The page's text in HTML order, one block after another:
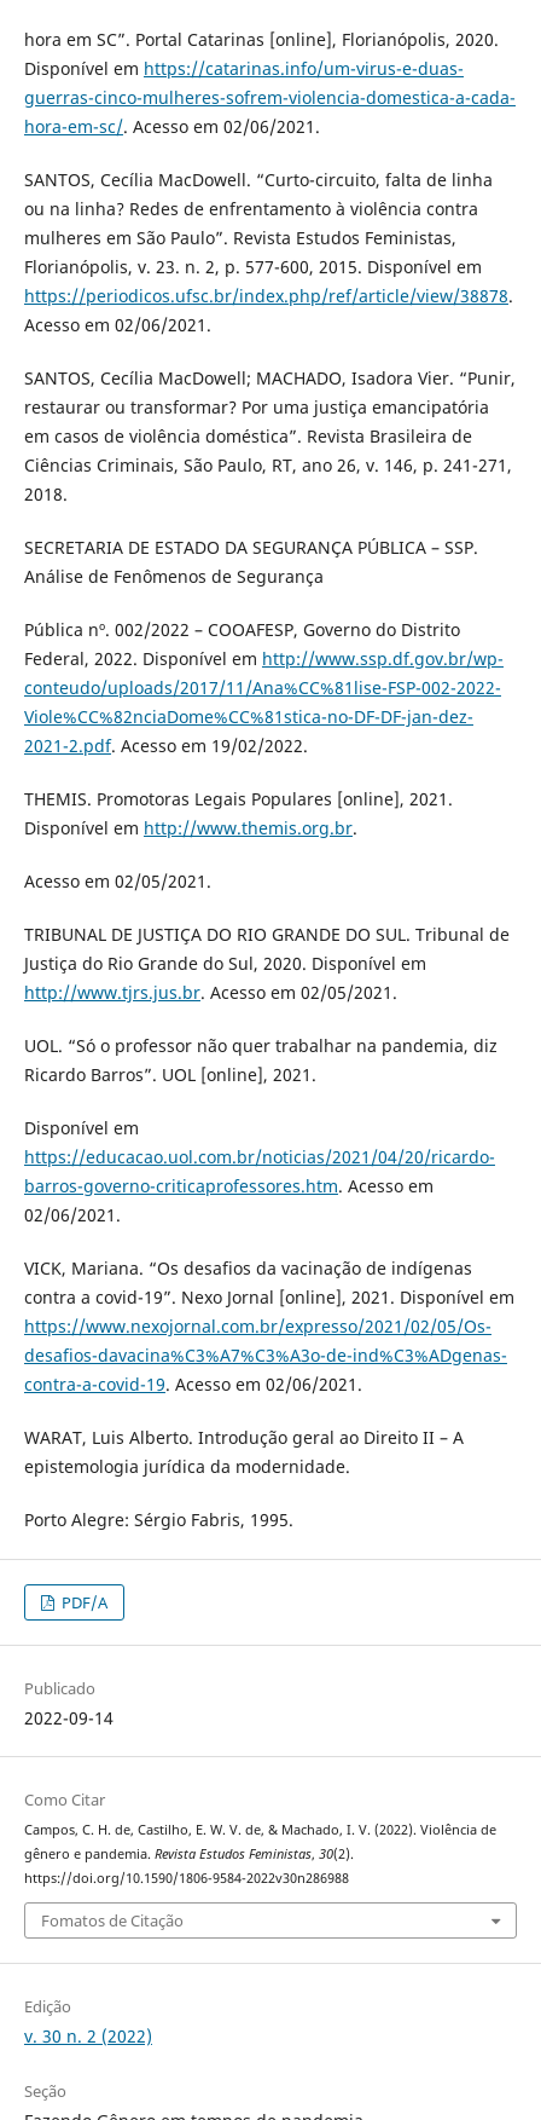
hora em SC”. Portal Catarinas [online], Florianópolis, 2020.
Disponível em https://catarinas.info/um-virus-e-duas-
guerras-cinco-mulheres-sofrem-violencia-domestica-a-cada-
hora-em-sc/. Acesso em 02/06/2021.
SANTOS, Cecília MacDowell. “Curto-circuito, falta de linha
ou na linha? Redes de enfrentamento à violência contra
mulheres em São Paulo”. Revista Estudos Feministas,
Florianópolis, v. 23. n. 2, p. 577-600, 2015. Disponível em
https://periodicos.ufsc.br/index.php/ref/article/view/38878.
Acesso em 02/06/2021.
SANTOS, Cecília MacDowell; MACHADO, Isadora Vier. “Punir,
restaurar ou transformar? Por uma justiça emancipatória
em casos de violência doméstica”. Revista Brasileira de
Ciências Criminais, São Paulo, RT, ano 26, v. 146, p. 241-271,
2018.
SECRETARIA DE ESTADO DA SEGURANÇA PÚBLICA – SSP.
Análise de Fenômenos de Segurança
Pública nº. 002/2022 – COOAFESP, Governo do Distrito
Federal, 2022. Disponível em http://www.ssp.df.gov.br/wp-
conteudo/uploads/2017/11/Ana%CC%81lise-FSP-002-2022-
Viole%CC%82nciaDome%CC%81stica-no-DF-DF-jan-dez-
2021-2.pdf. Acesso em 19/02/2022.
THEMIS. Promotoras Legais Populares [online], 2021.
Disponível em http://www.themis.org.br.
Acesso em 02/05/2021.
TRIBUNAL DE JUSTIÇA DO RIO GRANDE DO SUL. Tribunal de
Justiça do Rio Grande do Sul, 2020. Disponível em
http://www.tjrs.jus.br. Acesso em 02/05/2021.
UOL. “Só o professor não quer trabalhar na pandemia, diz
Ricardo Barros”. UOL [online], 2021.
Disponível em
https://educacao.uol.com.br/noticias/2021/04/20/ricardo-
barros-governo-criticaprofessores.htm. Acesso em
02/06/2021.
VICK, Mariana. “Os desafios da vacinação de indígenas
contra a covid-19”. Nexo Jornal [online], 2021. Disponível em
https://www.nexojornal.com.br/expresso/2021/02/05/Os-
desafios-davacina%C3%A7%C3%A3o-de-ind%C3%ADgenas-
contra-a-covid-19. Acesso em 02/06/2021.
WARAT, Luis Alberto. Introdução geral ao Direito II – A
epistemologia jurídica da modernidade.
Porto Alegre: Sérgio Fabris, 1995.
PDF/A
Publicado
2022-09-14
Como Citar
Campos, C. H. de, Castilho, E. W. V. de, & Machado, I. V. (2022). Violência de
gênero e pandemia. Revista Estudos Feministas, 30(2).
https://doi.org/10.1590/1806-9584-2022v30n286988
Fomatos de Citação
Edição
v. 30 n. 2 (2022)
Seção